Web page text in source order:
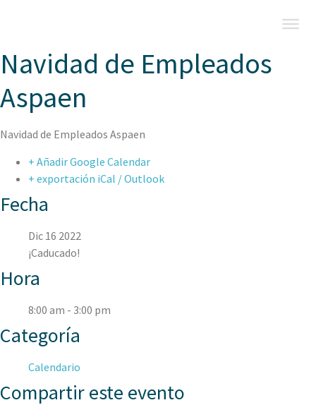
Navidad de Empleados
Aspaen
Navidad de Empleados Aspaen
+ Añadir Google Calendar
+ exportación iCal / Outlook
Fecha
Dic 16 2022
¡Caducado!
Hora
8:00 am - 3:00 pm
Categoría
Calendario
Compartir este evento